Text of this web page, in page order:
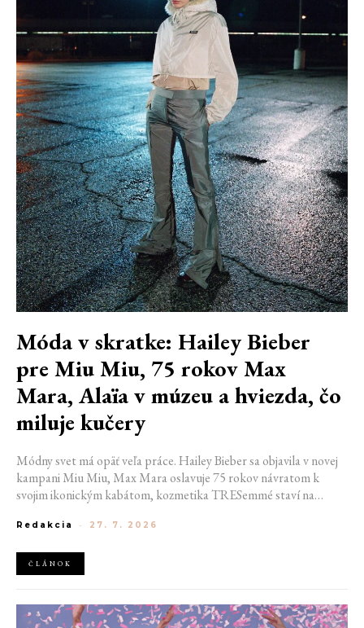
Móda v skratke: Hailey Bieber
pre Miu Miu, 75 rokov Max
Mara, Alaïa v múzeu a hviezda, čo
miluje kučery
Módny svet má opäť veľa práce. Hailey Bieber sa objavila v novej
kampani Miu Miu, Max Mara oslavuje 75 rokov návratom k
svojim ikonickým kabátom, kozmetika TRESemmé staví na
a v San Franciscu pripravujú prvú veľkú americkú retrospektívu
Redakcia - 27. 7. 2026
ČLÁNOK